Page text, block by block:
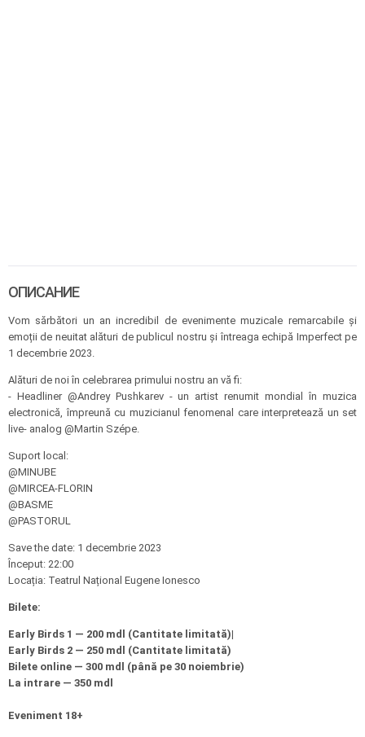
ОПИСАНИЕ
Vom sărbători un an incredibil de evenimente muzicale remarcabile și
emoții de neuitat alături de publicul nostru și întreaga echipă Imperfect pe
1 decembrie 2023.
Alături de noi în celebrarea primului nostru an vă fi:
- Headliner @Andrey Pushkarev - un artist renumit mondial în muzica
electronică, împreună cu muzicianul fenomenal care interpretează un set
live- analog @Martin Szépe.
Suport local:
@MINUBE
@MIRCEA-FLORIN
@BASME
@PASTORUL
Save the date: 1 decembrie 2023
Început: 22:00
Locația: Teatrul Național Eugene Ionesco
Bilete:
Early Birds 1 — 200 mdl (Cantitate limitată)|
Early Birds 2 — 250 mdl (Cantitate limitată)
Bilete online — 300 mdl (până pe 30 noiembrie)
La intrare — 350 mdl
Eveniment 18+